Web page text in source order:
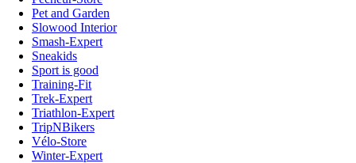
Pet and Garden
Slowood Interior
Smash-Expert
Sneakids
Sport is good
Training-Fit
Trek-Expert
Triathlon-Expert
TripNBikers
Vélo-Store
Winter-Expert